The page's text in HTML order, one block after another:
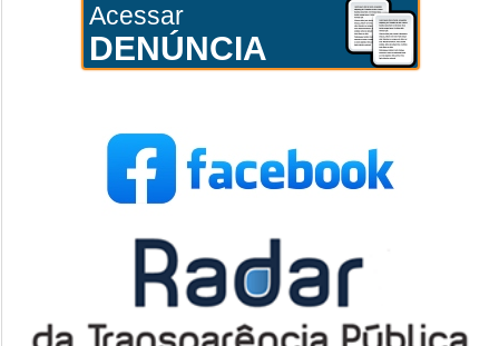
Acessar
DENÚNCIA